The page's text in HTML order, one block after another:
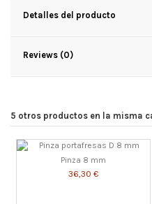
Detalles del producto
Reviews (0)
5 otros productos en la misma
Pinza 8 mm
36,30 €